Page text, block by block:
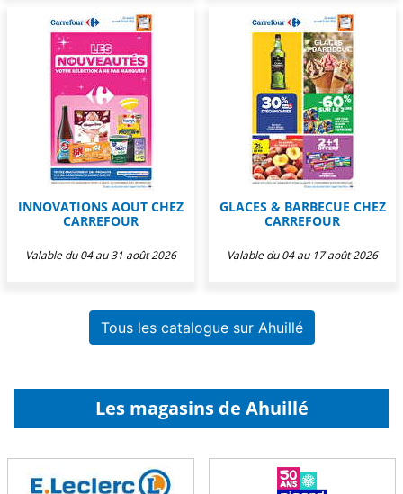
INNOVATIONS AOUT CHEZ
CARREFOUR
Valable du 04 au 31 août 2026
GLACES & BARBECUE CHEZ
CARREFOUR
Valable du 04 au 17 août 2026
Tous les catalogue sur Ahuillé
Les magasins de Ahuillé